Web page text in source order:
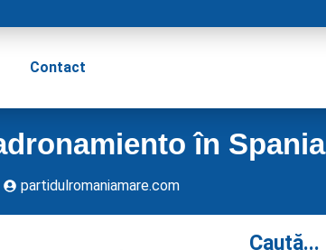
Contact
în Spania
partidulromaniamare.com
Caută...